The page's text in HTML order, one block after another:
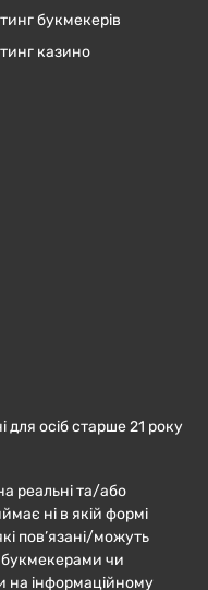
букмекерів
казино
для осіб старше 21 року
реальні та/або
ні в якій формі
пов’язані/можуть
букмекерами чи
на інформаційному